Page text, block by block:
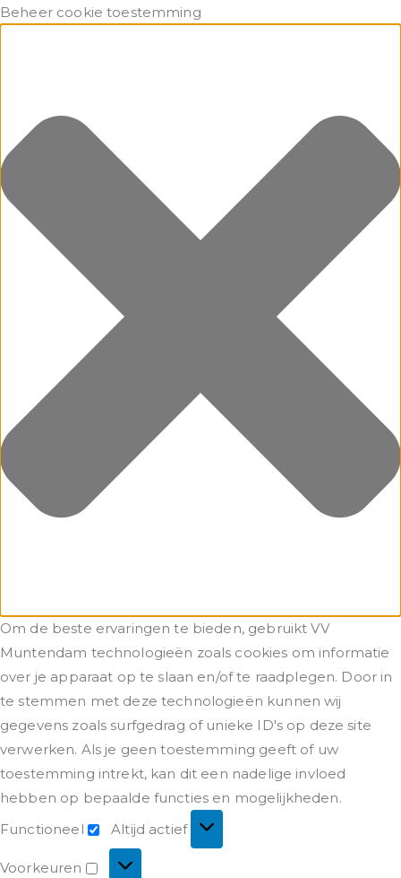
Beheer cookie toestemming
Om de beste ervaringen te bieden, gebruikt VV
Muntendam technologieën zoals cookies om informatie
over je apparaat op te slaan en/of te raadplegen. Door in
te stemmen met deze technologieën kunnen wij
gegevens zoals surfgedrag of unieke ID's op deze site
verwerken. Als je geen toestemming geeft of uw
toestemming intrekt, kan dit een nadelige invloed
hebben op bepaalde functies en mogelijkheden.
Functioneel
Altijd actief
Voorkeuren